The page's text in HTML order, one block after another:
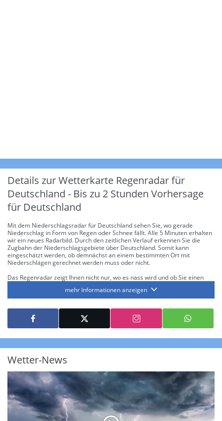
Details zur Wetterkarte Regenradar für
Deutschland - Bis zu 2 Stunden Vorhersage
für Deutschland
Mit dem Niederschlagsradar für Deutschland sehen Sie, wo gerade
Niederschlag in Form von Regen oder Schnee fällt. Alle 5 Minuten erhalten
wir ein neues Radarbild. Durch den zeitlichen Verlauf erkennen Sie die
Zugbahn der Niederschlagsgebiete über Deutschland. Somit kann
eingeschätzt werden, ob demnächst an einem bestimmten Ort mit
Niederschlägen gerechnet werden muss oder nicht.
Das Regenradar zeigt Ihnen nicht nur, wo es nass wird und ob Sie einen
die Niederschlagsintensität. Diese bezieht sich laut offiziellen Richtlinien
jeweils auf die Niederschlagsmenge in l/m² pro Stunde Regen- bzw.
Schneefall. Die 6 Stufen sind wie folgt gegliedert: Die hellen Blautöne
symbolisieren leichte bis mäßige Regen- bzw. Schneefälle mit einer
Intensität bis 8.1 l/m² pro Stunde. Dunkelblau repräsentiert mäßige bis
starke Niederschläge bis 35 l/m² pro Stunde. Hier können bereits Gewitter
auftreten. Extreme bzw. unwetterartige Niederschlagsereignisse mit
über 150 l/m² pro Stunde an. Solche
Neben der Niederschlagsintensität kann auch die Zuggeschwindigkeit der
Niederschlagsgebiete und damit die Niederschlagsdauer abgeschätzt
werden. Neben der 5-minütigen Radaraufzeichnung gibt es eine
Niederschlagsprognosefür die nächsten 2 Stunden. So sehen Sie genau,
wann und wo in Deutschland mit Regen oder Schneefall zu rechnen ist bzw.
kennen zu jeder Zeit den genauen Verlauf einer Niederschlagsfront.
mehr Informationen anzeigen
Wetter-News